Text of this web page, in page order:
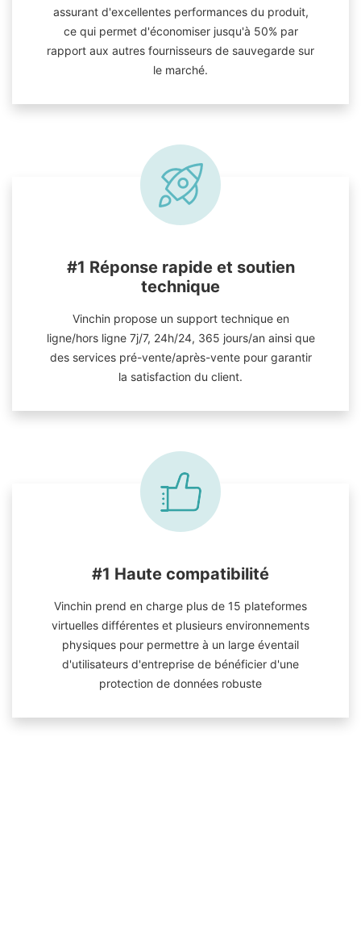
assurant d'excellentes performances du produit,
ce qui permet d'économiser jusqu'à 50% par
rapport aux autres fournisseurs de sauvegarde sur
le marché.
#1 Réponse rapide et soutien
technique
Vinchin propose un support technique en
ligne/hors ligne 7j/7, 24h/24, 365 jours/an ainsi que
des services pré-vente/après-vente pour garantir
la satisfaction du client.
#1 Haute compatibilité
Vinchin prend en charge plus de 15 plateformes
virtuelles différentes et plusieurs environnements
physiques pour permettre à un large éventail
d'utilisateurs d'entreprise de bénéficier d'une
protection de données robuste